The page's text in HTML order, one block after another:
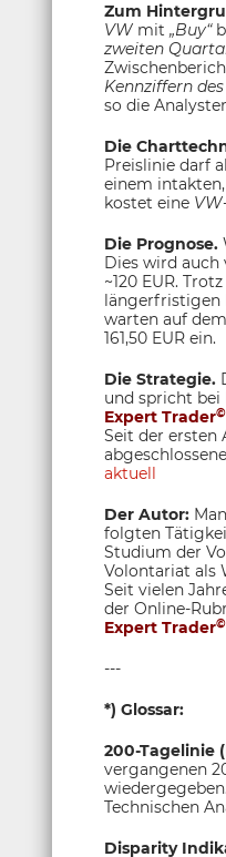
Zum
VW mit „Buy“
zweiten
Kennziffern
so die
Die
Preislinie darf
einem
kostet eine VW
Die Prognose.
Dies wird
~120 EUR.
längerfristigen
warten auf
161,50 EUR ein.
Die Strategie.
und spricht bei
Expert Trader©
Seit der ersten
aktuell
Der Autor:
folgten
Studium der
Volontariat als
Seit vielen
der Online-
Expert Trader©
---
*) Glossar:
200-Tagelinie
vergangenen
Technischen
Disparity